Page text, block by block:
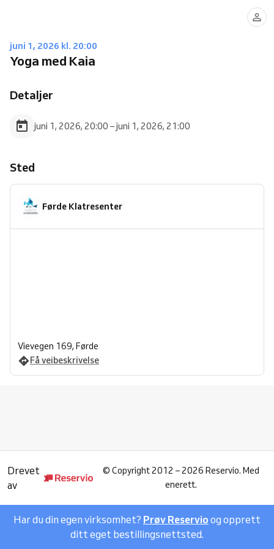
juni 1, 2026 kl. 20:00
Yoga med Kaia
Detaljer
juni 1, 2026, 20:00 – juni 1, 2026, 21:00
Sted
Førde Klatresenter
Vievegen 169, Førde
Få veibeskrivelse
Drevet
av
©Copyright 2012 – 2026 Reservio. Med
enerett.
Har du din egen virksomhet? Prøv Reservio og opprett
ditt eget bestillingsnettsted.